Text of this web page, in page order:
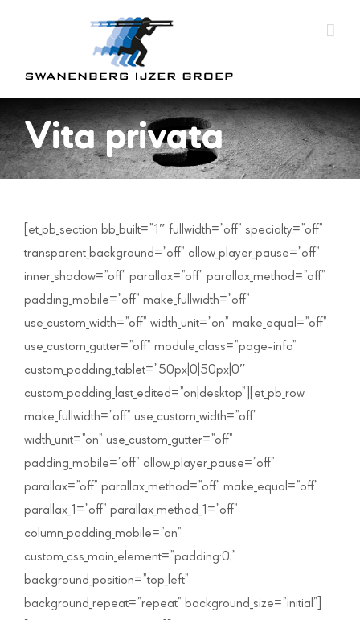
Vita privata
[et_pb_section bb_built=”1″ fullwidth=”off” specialty=”off”
transparent_background=”off” allow_player_pause=”off”
inner_shadow=”off” parallax=”off” parallax_method=”off”
padding_mobile=”off” make_fullwidth=”off”
use_custom_width=”off” width_unit=”on” make_equal=”off”
use_custom_gutter=”off” module_class=”page-info”
custom_padding_tablet=”50px|0|50px|0″
custom_padding_last_edited=”on|desktop”][et_pb_row
make_fullwidth=”off” use_custom_width=”off”
width_unit=”on” use_custom_gutter=”off”
padding_mobile=”off” allow_player_pause=”off”
parallax=”off” parallax_method=”off” make_equal=”off”
parallax_1=”off” parallax_method_1=”off”
column_padding_mobile=”on”
custom_css_main_element=”padding:0;”
background_position=”top_left”
background_repeat=”repeat” background_size=”initial”]